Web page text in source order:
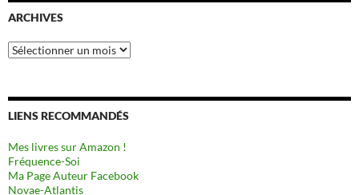
ARCHIVES
Archives
LIENS RECOMMANDÉS
Mes livres sur Amazon !
Fréquence-Soi
Ma Page Auteur Facebook
Novae-Atlantis